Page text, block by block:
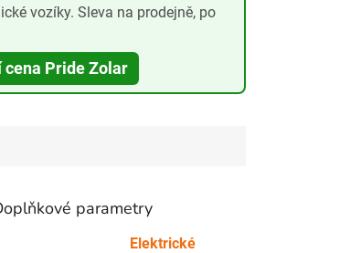
vozíky. Sleva na prodejně, po
cena Pride Zolar
parametry
Elektrické